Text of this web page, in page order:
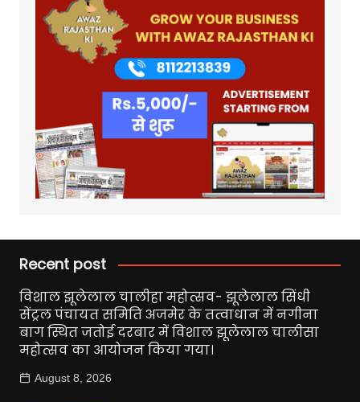
Recent post
विशाल झूलेलाल चालीहा महोत्सव- झूलेलाल सिंधी
सेंट्रल पंचायत समिति अजमेर के तत्वाधान में नगीना
बाग स्थित जतोई दरबार में विशाल झूलेलाल चालीसा
महोत्सव का आयोजन किया गया।
August 8, 2026